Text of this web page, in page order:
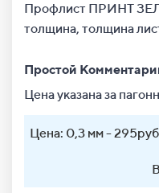
Профлист ПРИНТ
толщина, толщина
Простой
Цена указана за
Цена: 0,3 мм -